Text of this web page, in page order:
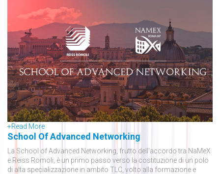
+Read More
School Of Advanced Networking
La School of Advanced Networking, frutto dell’accordo tra NaMeX
e Reiss Romoli, è un primo passo verso la costituzione di un polo
di alta specializzazione in ambito TLC, volto alla formazione e